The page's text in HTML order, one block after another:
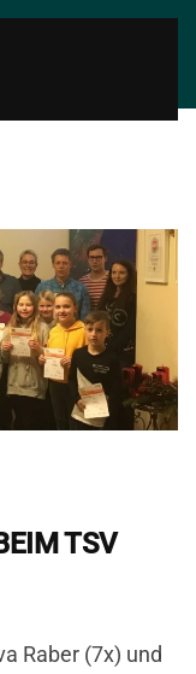
TSV
Raber (7x) und